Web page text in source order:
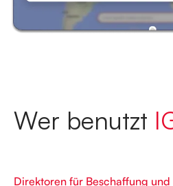
Wer benutzt I
Direktoren für Beschaffung